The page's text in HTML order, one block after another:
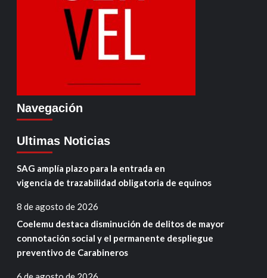
Navegación
Ultimas Noticias
SAG amplía plazo para la entrada en
vigencia de trazabilidad obligatoria de equinos
8 de agosto de 2026
Coelemu destaca disminución de delitos de mayor
connotación social y el permanente despliegue
preventivo de Carabineros